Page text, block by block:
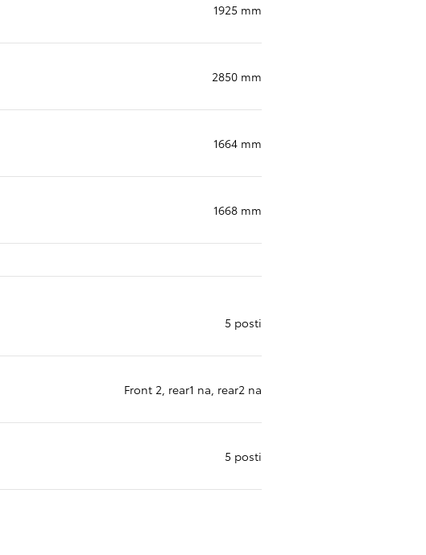
1925 mm
2850 mm
1664 mm
1668 mm
5 posti
Front 2, rear1 na, rear2 na
5 posti